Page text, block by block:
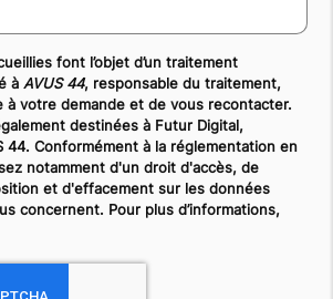
font l’objet d’un traitement
à AVUS 44, responsable du traitement,
à votre demande et de vous recontacter.
destinées à Futur Digital,
44. Conformément à la réglementation en
notamment d'un droit d'accès, de
et d'effacement sur les données
concernent. Pour plus d’informations,